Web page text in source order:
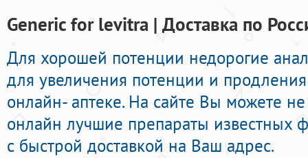
Generic for levitra | Доставка по
Для хорошей потенции недорогие
для увеличения потенции и продления
онлайн- аптеке. На сайте Вы можете
онлайн лучшие препараты известных
с быстрой доставкой на Ваш адрес.